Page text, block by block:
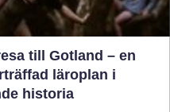
till Gotland – en
läroplan i
historia